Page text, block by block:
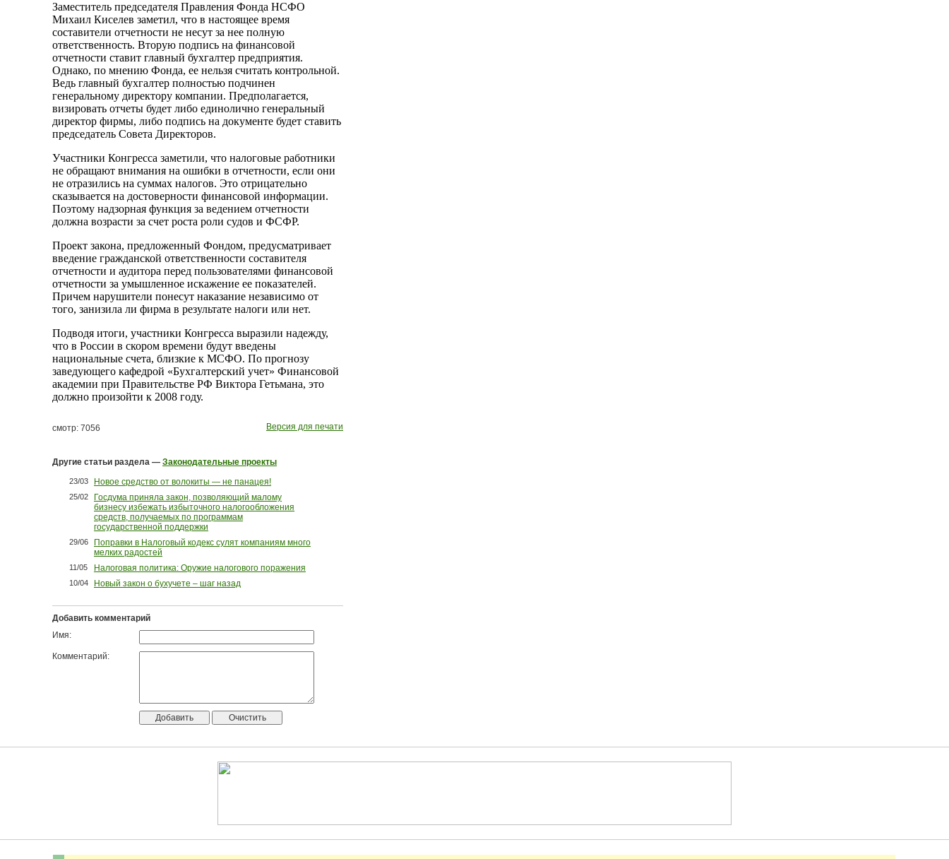
Заместитель председателя Правления Фонда НСФО
Михаил Киселев заметил, что в настоящее время
составители отчетности не несут за нее полную
ответственность. Вторую подпись на финансовой
отчетности ставит главный бухгалтер предприятия.
Однако, по мнению Фонда, ее нельзя считать контрольной.
Ведь главный бухгалтер полностью подчинен
генеральному директору компании. Предполагается,
визировать отчеты будет либо единолично генеральный
директор фирмы, либо подпись на документе будет ставить
председатель Совета Директоров.
Участники Конгресса заметили, что налоговые работники
не обращают внимания на ошибки в отчетности, если они
не отразились на суммах налогов. Это отрицательно
сказывается на достоверности финансовой информации.
Поэтому надзорная функция за ведением отчетности
должна возрасти за счет роста роли судов и ФСФР.
Проект закона, предложенный Фондом, предусматривает
введение гражданской ответственности составителя
отчетности и аудитора перед пользователями финансовой
отчетности за умышленное искажение ее показателей.
Причем нарушители понесут наказание независимо от
того, занизила ли фирма в результате налоги или нет.
Подводя итоги, участники Конгресса выразили надежду,
что в России в скором времени будут введены
национальные счета, близкие к МСФО. По прогнозу
заведующего кафедрой «Бухгалтерский учет» Финансовой
академии при Правительстве РФ Виктора Гетьмана, это
должно произойти к 2008 году.
смотр: 7056 Версия для печати
Другие статьи раздела — Законодательные проекты
23/03 Новое средство от волокиты — не панацея!
25/02
Госдума приняла закон, позволяющий малому
бизнесу избежать избыточного налогообложения
средств, получаемых по программам
государственной поддержки
29/06
Поправки в Налоговый кодекс сулят компаниям много
мелких радостей
11/05 Налоговая политика: Оружие налогового поражения
10/04 Новый закон о бухучете – шаг назад
Добавить комментарий
Имя:
Комментарий: